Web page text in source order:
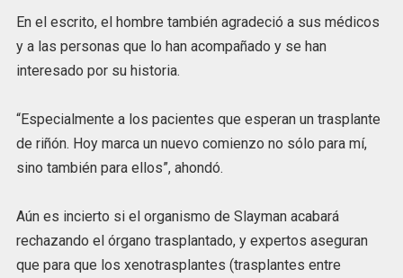
En el escrito, el hombre también agradeció a sus médicos
y a las personas que lo han acompañado y se han
interesado por su historia.
“Especialmente a los pacientes que esperan un trasplante
de riñón. Hoy marca un nuevo comienzo no sólo para mí,
sino también para ellos”, ahondó.
Aún es incierto si el organismo de Slayman acabará
rechazando el órgano trasplantado, y expertos aseguran
que para que los xenotrasplantes (trasplantes entre